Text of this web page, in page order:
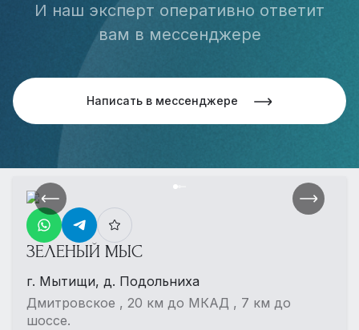
И наш эксперт оперативно ответит
вам в мессенджере
Написать в мессенджере
ЗЕЛЕНЫЙ МЫС
г. Мытищи, д. Подольниха
Дмитровское , 20 км до МКАД , 7 км до
шоссе.